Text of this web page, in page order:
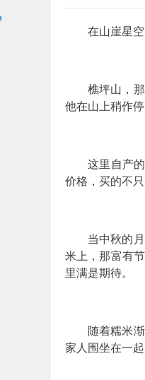
在山崖星
樵坪山，
他在山上稍作
这里自产
价格，买的不
当中秋的
米上，那富有
里满是期待。
随着糯米
家人围坐在一